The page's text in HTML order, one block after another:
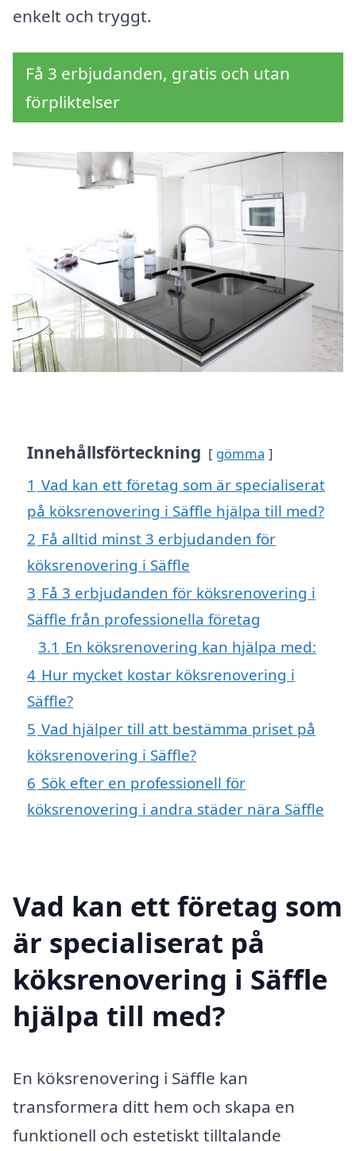
enkelt och tryggt.
Få 3 erbjudanden, gratis och utan
förpliktelser
Innehållsförteckning gömma
1 Vad kan ett företag som är specialiserat
på köksrenovering i Säffle hjälpa till med?
2 Få alltid minst 3 erbjudanden för
köksrenovering i Säffle
3 Få 3 erbjudanden för köksrenovering i
Säffle från professionella företag
3.1 En köksrenovering kan hjälpa med:
4 Hur mycket kostar köksrenovering i
Säffle?
5 Vad hjälper till att bestämma priset på
köksrenovering i Säffle?
6 Sök efter en professionell för
köksrenovering i andra städer nära Säffle
Vad kan ett företag som
är specialiserat på
köksrenovering i Säffle
hjälpa till med?
En köksrenovering i Säffle kan
transformera ditt hem och skapa en
funktionell och estetiskt tilltalande